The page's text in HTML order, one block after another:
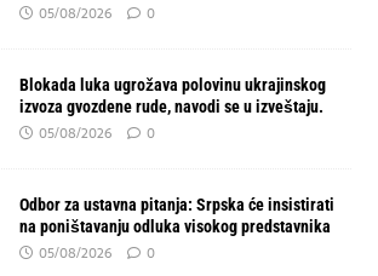
05/08/2026 0
Blokada luka ugrožava polovinu ukrajinskog
izvoza gvozdene rude, navodi se u izveštaju.
05/08/2026 0
Odbor za ustavna pitanja: Srpska će insistirati
na poništavanju odluka visokog predstavnika
05/08/2026 0